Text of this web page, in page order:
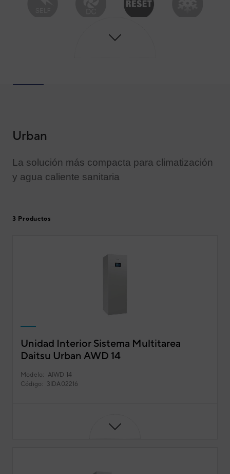
Urban
La solución más compacta para climatización
y agua caliente sanitaria
3 Productos
Unidad Interior Sistema Multitarea
Daitsu Urban AWD 14
Modelo: AIWD 14
Código: 3IDA02216